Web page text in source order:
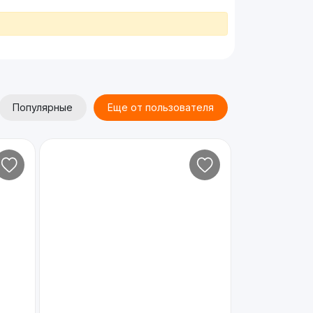
Популярные Еще от пользователя